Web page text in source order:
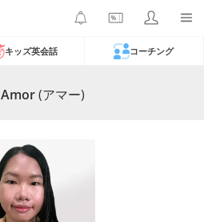
キッズ英会話 コーチング
Amor(アマー)